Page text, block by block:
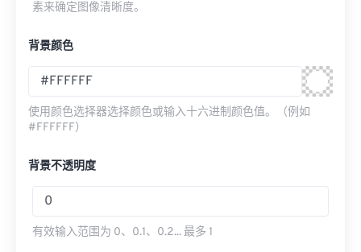
素来确定图像清晰度。
背景颜色
使用颜色选择器选择颜色或输入十六进制颜色值。（例如
#FFFFFF）
背景不透明度
有效输入范围为 0、0.1、0.2... 最多 1